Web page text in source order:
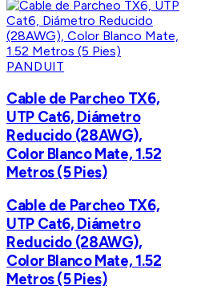
PANDUIT
Cable de Parcheo TX6,
UTP Cat6, Diámetro
Reducido (28AWG),
Color Blanco Mate, 1.52
Metros (5 Pies)
Cable de Parcheo TX6,
UTP Cat6, Diámetro
Reducido (28AWG),
Color Blanco Mate, 1.52
Metros (5 Pies)